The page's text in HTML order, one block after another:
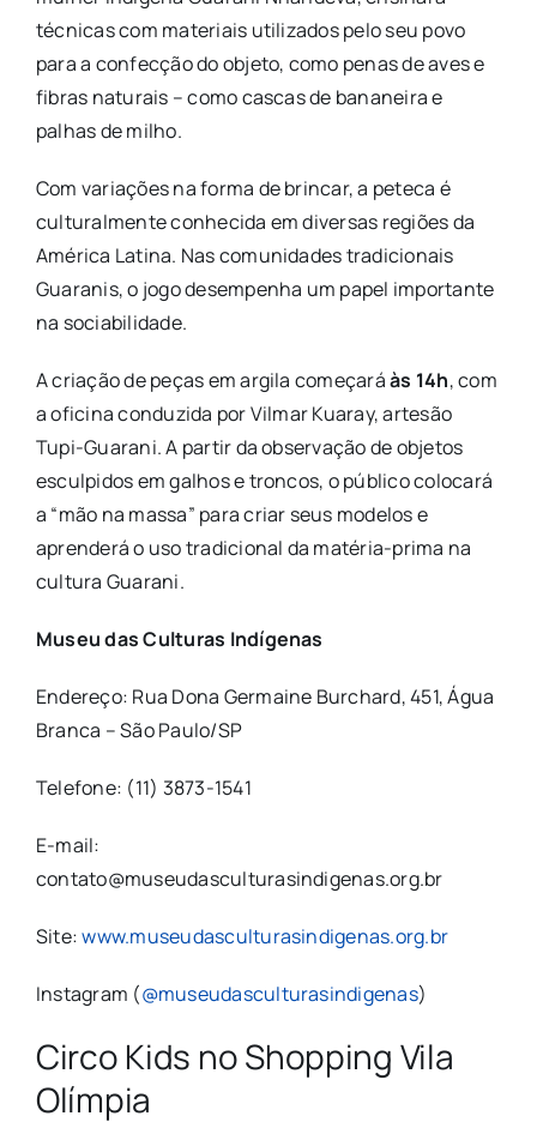
técnicas com materiais utilizados pelo seu povo
para a confecção do objeto, como penas de aves e
fibras naturais – como cascas de bananeira e
palhas de milho.
Com variações na forma de brincar, a peteca é
culturalmente conhecida em diversas regiões da
América Latina. Nas comunidades tradicionais
Guaranis, o jogo desempenha um papel importante
na sociabilidade.
A criação de peças em argila começaráàs 14h, com
a oficina conduzida por Vilmar Kuaray, artesão
Tupi-Guarani. A partir da observação de objetos
esculpidos em galhos e troncos, o público colocará
a “mão na massa” para criar seus modelos e
aprenderá o uso tradicional da matéria-prima na
cultura Guarani.
Museu das Culturas Indígenas
Endereço: Rua Dona Germaine Burchard, 451, Água
Branca – São Paulo/SP
Telefone: (11) 3873-1541
E-mail:
contato@museudasculturasindigenas.org.br
Site:www.museudasculturasindigenas.org.br
Instagram (@museudasculturasindigenas)
Circo Kids no Shopping Vila
Olímpia